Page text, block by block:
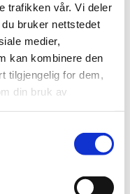
trafikken vår. Vi deler
bruker nettstedet
medier,
kan kombinere den
tilgjengelig for dem,
din bruk av